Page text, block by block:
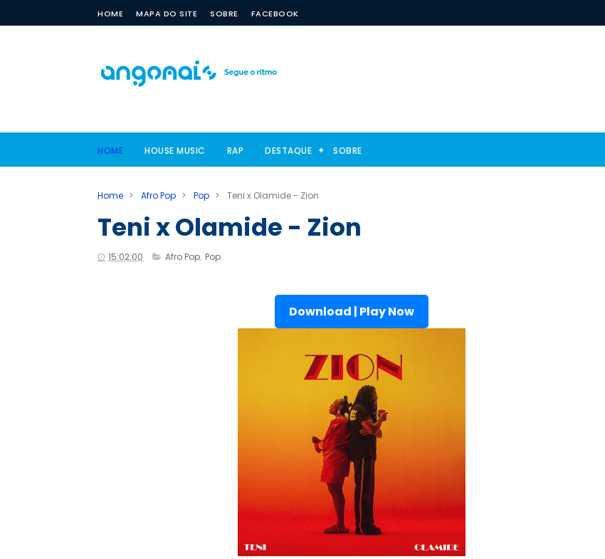
HOME MAPA DO SITE SOBRE FACEBOOK
HOME HOUSE MUSIC RAP DESTAQUE SOBRE
Home > Afro Pop > Pop > Teni x Olamide - Zion
Teni x Olamide - Zion
15:02:00 Afro Pop, Pop
Download | Play Now